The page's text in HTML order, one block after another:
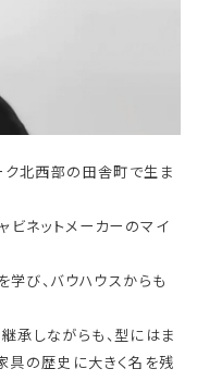
ク北西部の田舎町で生ま
ビネットメーカーのマイ
び、バウハウスからも
承しながらも、型にはま
具の歴史に大きく名を残